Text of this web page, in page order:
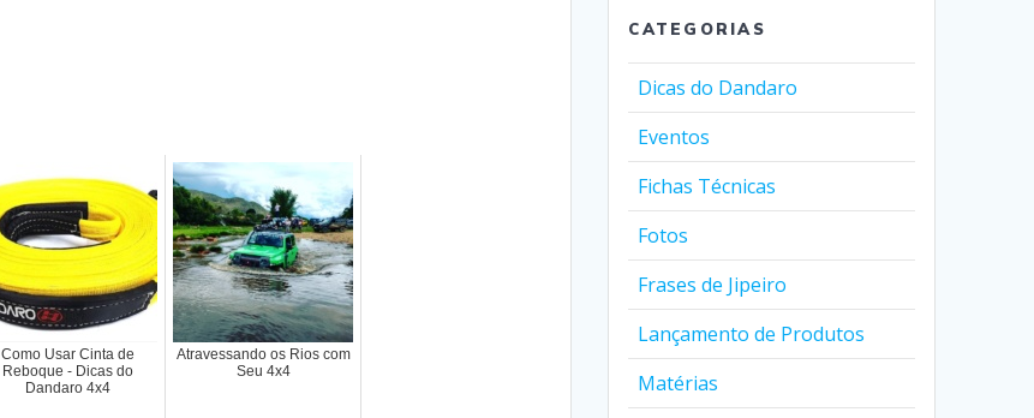
Como Usar Cinta de
Reboque - Dicas do
Dandaro 4x4
Atravessando os Rios com
Seu 4x4
CATEGORIAS
Dicas do Dandaro
Eventos
Fichas Técnicas
Fotos
Frases de Jipeiro
Lançamento de Produtos
Matérias